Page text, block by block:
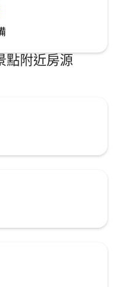
點附近房源